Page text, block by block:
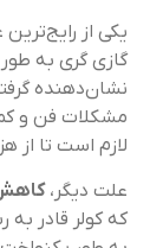
یکی از رایج‌ترین
گازی گری به
نشان‌دهنده
مشکلات فن و
لازم است تا از
علت دیگر،
که کولر قادر